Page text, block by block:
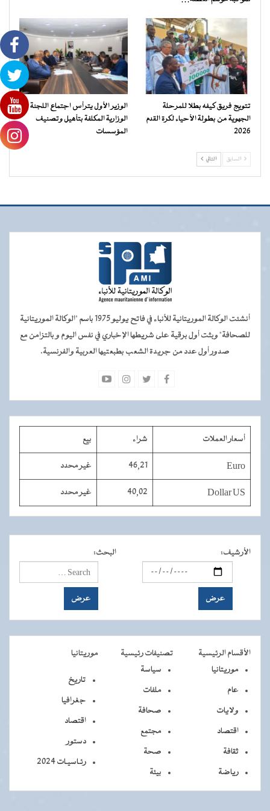
تتويج فريق كيفه بطلا للمرحلة
الجهوية من بطولة الأحياء لكرة القدم
2026
الوزير الأول يترأس اجتماع اللجنة
الوزارية المكلفة بتأهيل وتصنيف
المؤسسات
السابق التالي
أنشئت الوكالة الموريتانية للأنباء في فاتح يوليو 1975 باسم "الوكالة الموريتانية
للصحافة" وبثت أول برقية على شريطها الإخباري في نفس اليوم و بالتزامن مع
صدور أول عدد من جريدة الشعب بطبعتيها العربية والفرنسية.
أسعار العملات شراء بيع
Euro
46,21 غير محدد
Dollar US
40,02 غير محدد
الأرشيف: البحث:
الأقسام الرئيسية تصنيفات رئيسية
موريتانيا
موريتانيا
عام
ولايات
اقتصاد
ثقافة
رياضة
سياسة
ملفات
صحافة
مجتمع
صحة
بيئة
تاريخ
جغرافيا
اقتصاد
دستور
رئـاسيـات 2024